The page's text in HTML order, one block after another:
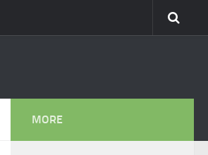
MORE